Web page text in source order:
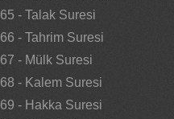
65 - Talak Suresi
66 - Tahrim Suresi
67 - Mülk Suresi
68 - Kalem Suresi
69 - Hakka Suresi